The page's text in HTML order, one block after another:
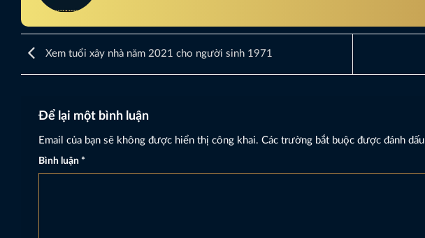
Xem tuổi xây nhà năm 2021 cho người sinh 1971
Để lại một bình luận
Email của bạn sẽ không được hiển thị công khai. Các trường bắt buộc được đánh dấu
Bình luận *